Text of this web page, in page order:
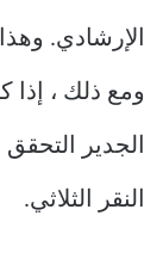
الإرشادي.
الجدير التحقق
النقر الثلاثي.